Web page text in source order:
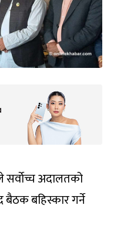
सर्वाेच्च अदालतको
बहिस्कार गर्ने